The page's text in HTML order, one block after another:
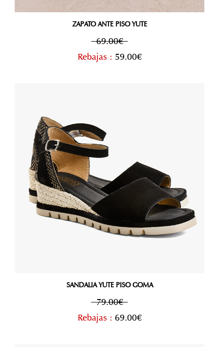
ZAPATO ANTE PISO YUTE
69.00€
Rebajas : 59.00€
SANDALIA YUTE PISO GOMA
79.00€
Rebajas : 69.00€